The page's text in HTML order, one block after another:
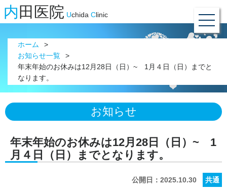
内 田医院 Uchida C linic
ホーム
お知らせ一覧
年末年始のお休みは12月28日（日）~ 1月４日（日）までと
なります。
お知らせ
年末年始のお休みは12月28日（日）~ 1
月４日（日）までとなります。
公開日：2025.10.30 共通